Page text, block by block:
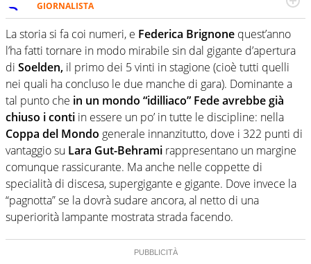
GIORNALISTA
Giornalista (pubblicista) sportivo a tutto campo, è il
tuttologo di Virgilio Sport. Provate a chiedergli di boxe, di
scherma, di volley o di curling: ve ne farà innamorare
La storia si fa coi numeri, e Federica Brignone quest’anno
l’ha fatti tornare in modo mirabile sin dal gigante d’apertura
di Soelden, il primo dei 5 vinti in stagione (cioè tutti quelli
nei quali ha concluso le due manche di gara). Dominante a
tal punto che in un mondo “idilliaco” Fede avrebbe già
chiuso i conti in essere un po’ in tutte le discipline: nella
Coppa del Mondo generale innanzitutto, dove i 322 punti di
vantaggio su Lara Gut-Behrami rappresentano un margine
comunque rassicurante. Ma anche nelle coppette di
specialità di discesa, supergigante e gigante. Dove invece la
“pagnotta” se la dovrà sudare ancora, al netto di una
superiorità lampante mostrata strada facendo.